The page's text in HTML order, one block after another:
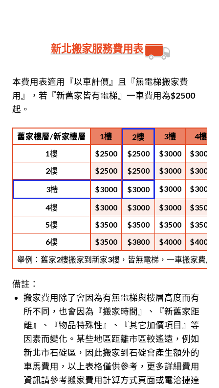
新北搬家服務費用表
本費用表適用『以車計價』且『無電梯搬家費
用』，若『新舊家皆有電梯』一車費用為$2500
起。
舊家樓層/新家樓層 1樓 2樓 3樓 4樓
舉例：舊家2樓搬家到新家3樓，皆無電梯，一車搬家費用
1樓 $2500 $2500 $3000
$3000
2樓
$2500 $2500 $3000
$3000
3樓
$3000 $3000 $3000
$3000
4樓
$3000 $3000 $3000
$3500
5樓
$3500 $3500 $3500
$3500
6樓
$3500 $3800 $4000 $4000
備註：
搬家費用除了會因為有無電梯與樓層高度而有
所不同，也會因為『搬家時間』、『新舊家距
離』、『物品特殊性』、『其它加價項目』等
因素而變化。某些地區距離市區較遙遠，例如
新北市石碇區，因此搬家到石碇會產生額外的
車馬費用，以上表格僅供參考，更多詳細費用
資訊請參考搬家費用計算方式頁面或電洽捷達